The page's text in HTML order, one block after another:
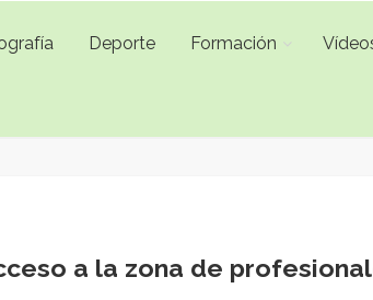
Deporte Formación
a la zona de